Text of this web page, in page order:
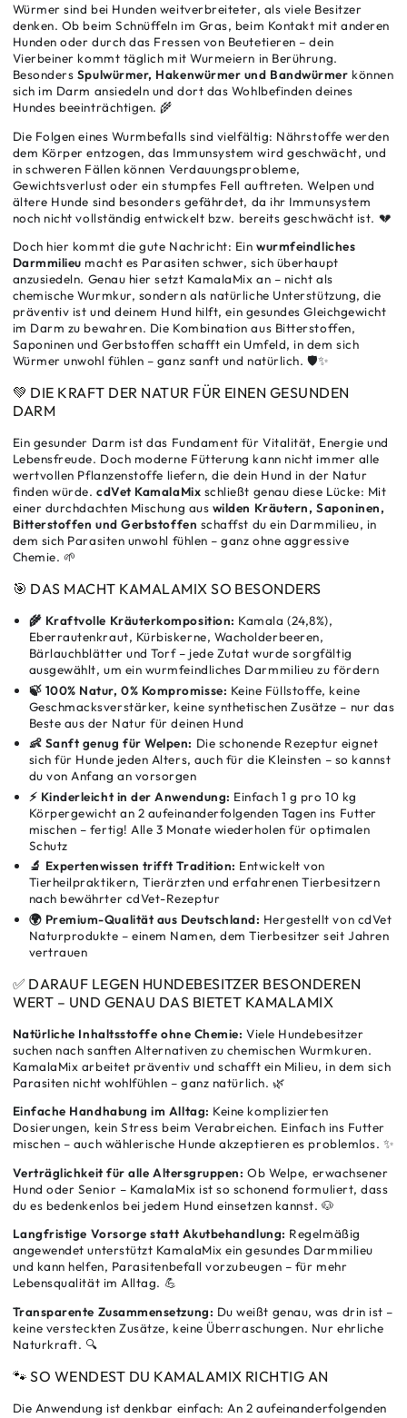
Würmer sind bei Hunden weitverbreiteter, als viele Besitzer
denken. Ob beim Schnüffeln im Gras, beim Kontakt mit anderen
Hunden oder durch das Fressen von Beutetieren – dein
Vierbeiner kommt täglich mit Wurmeiern in Berührung.
Besonders Spulwürmer, Hakenwürmer und Bandwürmer können
sich im Darm ansiedeln und dort das Wohlbefinden deines
Hundes beeinträchtigen. 🌾
Die Folgen eines Wurmbefalls sind vielfältig: Nährstoffe werden
dem Körper entzogen, das Immunsystem wird geschwächt, und
in schweren Fällen können Verdauungsprobleme,
Gewichtsverlust oder ein stumpfes Fell auftreten. Welpen und
ältere Hunde sind besonders gefährdet, da ihr Immunsystem
noch nicht vollständig entwickelt bzw. bereits geschwächt ist. 💔
Doch hier kommt die gute Nachricht: Einwurmfeindliches
Darmmilieu macht es Parasiten schwer, sich überhaupt
anzusiedeln. Genau hier setzt KamalaMix an – nicht als
chemische Wurmkur, sondern als natürliche Unterstützung, die
präventiv ist und deinem Hund hilft, ein gesundes Gleichgewicht
im Darm zu bewahren. Die Kombination aus Bitterstoffen,
Saponinen und Gerbstoffen schafft ein Umfeld, in dem sich
Würmer unwohl fühlen – ganz sanft und natürlich. 🛡️✨
💚 DIE KRAFT DER NATUR FÜR EINEN GESUNDEN
DARM
Ein gesunder Darm ist das Fundament für Vitalität, Energie und
Lebensfreude. Doch moderne Fütterung kann nicht immer alle
wertvollen Pflanzenstoffe liefern, die dein Hund in der Natur
finden würde.cdVet KamalaMix schließt genau diese Lücke: Mit
einer durchdachten Mischung aus wilden Kräutern, Saponinen,
Bitterstoffen und Gerbstoffen schaffst du ein Darmmilieu, in
dem sich Parasiten unwohl fühlen – ganz ohne aggressive
Chemie. 🌱
🎯 DAS MACHT KAMALAMIX SO BESONDERS
🌾 Kraftvolle Kräuterkomposition: Kamala (24,8%),
Eberrautenkraut, Kürbiskerne, Wacholderbeeren,
Bärlauchblätter und Torf – jede Zutat wurde sorgfältig
ausgewählt, um ein wurmfeindliches Darmmilieu zu fördern
🍃 100% Natur, 0% Kompromisse: Keine Füllstoffe, keine
Geschmacksverstärker, keine synthetischen Zusätze – nur das
Beste aus der Natur für deinen Hund
👶 Sanft genug für Welpen: Die schonende Rezeptur eignet
sich für Hunde jeden Alters, auch für die Kleinsten – so kannst
du von Anfang an vorsorgen
⚡ Kinderleicht in der Anwendung: Einfach 1 g pro 10 kg
Körpergewicht an 2 aufeinanderfolgenden Tagen ins Futter
mischen – fertig! Alle 3 Monate wiederholen für optimalen
Schutz
🔬 Expertenwissen trifft Tradition: Entwickelt von
Tierheilpraktikern, Tierärzten und erfahrenen Tierbesitzern
nach bewährter cdVet-Rezeptur
🌍 Premium-Qualität aus Deutschland: Hergestellt von cdVet
Naturprodukte – einem Namen, dem Tierbesitzer seit Jahren
vertrauen
✅ DARAUF LEGEN HUNDEBESITZER BESONDEREN
WERT – UND GENAU DAS BIETET KAMALAMIX
Natürliche Inhaltsstoffe ohne Chemie: Viele Hundebesitzer
suchen nach sanften Alternativen zu chemischen Wurmkuren.
KamalaMix arbeitet präventiv und schafft ein Milieu, in dem sich
Parasiten nicht wohlfühlen – ganz natürlich. 🌿
Einfache Handhabung im Alltag: Keine komplizierten
Dosierungen, kein Stress beim Verabreichen. Einfach ins Futter
mischen – auch wählerische Hunde akzeptieren es problemlos. ✨
Verträglichkeit für alle Altersgruppen: Ob Welpe, erwachsener
Hund oder Senior – KamalaMix ist so schonend formuliert, dass
du es bedenkenlos bei jedem Hund einsetzen kannst. 🐶
Langfristige Vorsorge statt Akutbehandlung: Regelmäßig
angewendet unterstützt KamalaMix ein gesundes Darmmilieu
und kann helfen, Parasitenbefall vorzubeugen – für mehr
Lebensqualität im Alltag. 💪
Transparente Zusammensetzung: Du weißt genau, was drin ist –
keine versteckten Zusätze, keine Überraschungen. Nur ehrliche
Naturkraft. 🔍
🐾 SO WENDEST DU KAMALAMIX RICHTIG AN
Die Anwendung ist denkbar einfach: An 2 aufeinanderfolgenden